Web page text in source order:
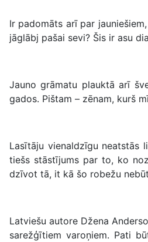
Ir padomāts arī par
jāglābj pašai sevi? Šis ir asu
Jauno grāmatu plauktā arī
gados. Pištam – zēnam, kurš
Lasītāju vienaldzīgu neatstās
tiešs stāstījums par to, ko
dzīvot tā, it kā šo robežu
Latviešu autore Džena
sarežģītiem varoņiem. Pati